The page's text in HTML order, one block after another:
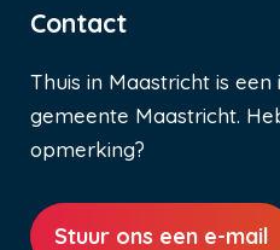
Contact
Thuis in Maastricht is
gemeente Maastricht.
opmerking?
Stuur ons een e-mail